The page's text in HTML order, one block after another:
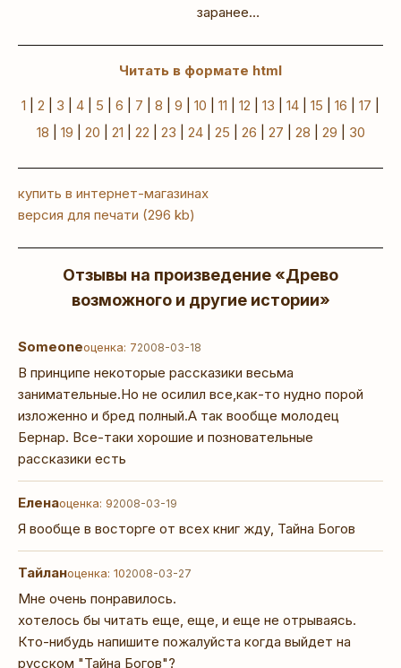
заранее…
Читать в формате html
1 2 3 4 5 6 7 8 9 10 11 12 13 14 15 16 17
18
19 20 21 22 23 24| 25 26 27 28 29 30
купить в интернет-магазинах
версия для печати (296 kb)
Отзывы на произведение «Древо
возможного и другие истории»
Someoneоценка: 72008-03-18
В принципе некоторые рассказики весьма
занимательные.Но не осилил все,как-то нудно порой
изложенно и бред полный.А так вообще молодец
Бернар. Все-таки хорошие и позновательные
рассказики есть
Еленаоценка: 92008-03-19
Я вообще в восторге от всех книг жду, Тайна Богов
Тайланоценка: 102008-03-27
Мне очень понравилось.
хотелось бы читать еще, еще, и еще не отрываясь.
Кто-нибудь напишите пожалуйста когда выйдет на
русском "Тайна Богов"?